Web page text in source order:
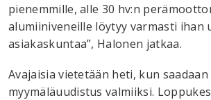
pienemmille, alle 30 hv:n
alumiiniveneille löytyy varmasti ihan
asiakaskuntaa”, Halonen jatkaa.
Avajaisia vietetään heti, kun saadaan
myymäläuudistus valmiiksi.